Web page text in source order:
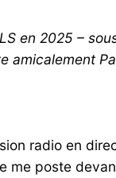
en 2025 –
amicalement
radio en
me poste